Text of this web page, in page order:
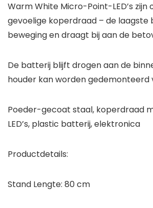
Warm White Micro-Point-LED’s zijn
gevoelige koperdraad – de laagste
beweging en draagt ​​bij aan de
De batterij blijft drogen aan de
houder kan worden
Poeder-gecoat staal, koperdraad
LED’s, plastic batterij, elektronica
Productdetails:
Stand Lengte: 80 cm